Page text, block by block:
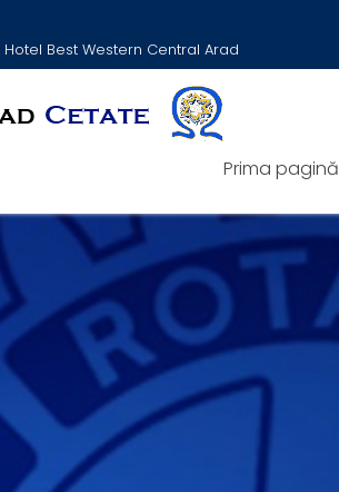
Best Western Central Arad
Prima pagină